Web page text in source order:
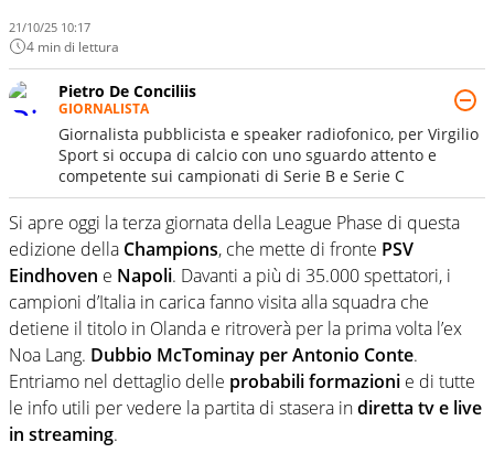
21/10/25 10:17
4 min di lettura
Pietro De Conciliis
GIORNALISTA
Giornalista pubblicista e speaker radiofonico, per Virgilio
Sport si occupa di calcio con uno sguardo attento e
competente sui campionati di Serie B e Serie C
Si apre oggi la terza giornata della League Phase di questa
edizione della Champions, che mette di fronte PSV
Eindhoven e Napoli. Davanti a più di 35.000 spettatori, i
campioni d’Italia in carica fanno visita alla squadra che
detiene il titolo in Olanda e ritroverà per la prima volta l’ex
Noa Lang. Dubbio McTominay per Antonio Conte.
Entriamo nel dettaglio delle probabili formazioni e di tutte
le info utili per vedere la partita di stasera indiretta tv e live
in streaming.